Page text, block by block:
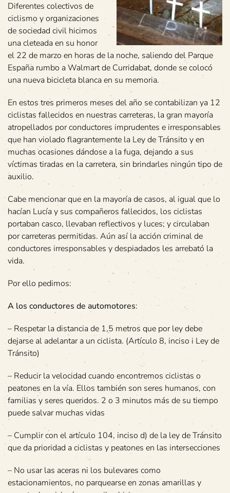
Diferentes colectivos de
ciclismo y organizaciones
de sociedad civil hicimos
una cleteada en su honor
el 22 de marzo en horas de la noche, saliendo del Parque
España rumbo a Walmart de Curridabat, donde se colocó
una nueva bicicleta blanca en su memoria.
En estos tres primeros meses del año se contabilizan ya 12
ciclistas fallecidos en nuestras carreteras, la gran mayoría
atropellados por conductores imprudentes e irresponsables
que han violado flagrantemente la Ley de Tránsito y en
muchas ocasiones dándose a la fuga, dejando a sus
víctimas tiradas en la carretera, sin brindarles ningún tipo de
auxilio.
Cabe mencionar que en la mayoría de casos, al igual que lo
hacían Lucía y sus compañeros fallecidos, los ciclistas
portaban casco, llevaban reflectivos y luces; y circulaban
por carreteras permitidas. Aún así la acción criminal de
conductores irresponsables y despiadados les arrebató la
vida.
Por ello pedimos:
A los conductores de automotores:
– Respetar la distancia de 1,5 metros que por ley debe
dejarse al adelantar a un ciclista. (Artículo 8, inciso i Ley de
Tránsito)
– Reducir la velocidad cuando encontremos ciclistas o
peatones en la vía. Ellos también son seres humanos, con
familias y seres queridos. 2 o 3 minutos más de su tiempo
puede salvar muchas vidas
– Cumplir con el artículo 104, inciso d) de la ley de Tránsito
que da prioridad a ciclistas y peatones en las intersecciones
– No usar las aceras ni los bulevares como
estacionamientos, no parquearse en zonas amarillas y